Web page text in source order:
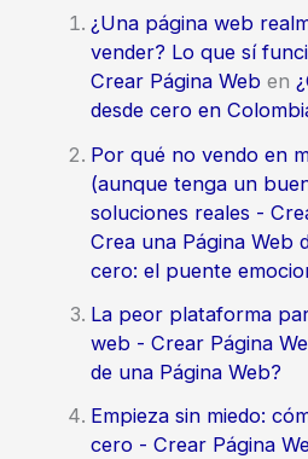
¿Una página web
vender? Lo que sí
Crear Página Weben
desde cero en
Por qué no vendo en
(aunque tenga un
soluciones reales -
Crea una Página Web
cero: el puente
La peor plataforma
web - Crear Página
de una Página Web?
Empieza sin miedo:
cero - Crear Página